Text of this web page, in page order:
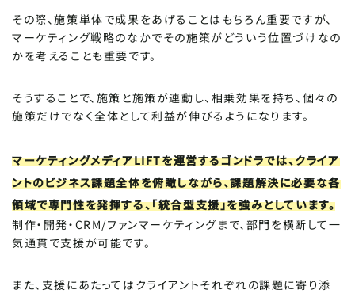
その際、施策単体で成果をあげることはもちろん重要ですが、
マーケティング戦略のなかでその施策がどういう位置づけなの
かを考えることも重要です。
そうすることで、施策と施策が連動し、相乗効果を持ち、個々の
施策だけでなく全体として利益が伸びるようになります。
マーケティングメディアLIFTを運営するゴンドラでは、クライア
ントのビジネス課題全体を俯瞰しながら、課題解決に必要な各
領域で専門性を発揮する、「統合型支援」を強みとしています。
制作・開発・CRM/ファンマーケティングまで、部門を横断して一
気通貫で支援が可能です。
また、支援にあたってはクライアントそれぞれの課題に寄り添